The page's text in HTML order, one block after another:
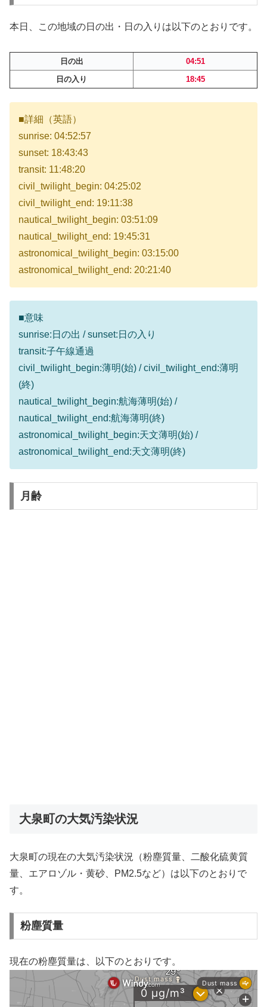
本日、この地域の日の出・日の入りは以下のとおりです。
日の出
04:51
日の入り
18:45
■詳細（英語）
sunrise: 04:52:57
sunset: 18:43:43
transit: 11:48:20
civil_twilight_begin: 04:25:02
civil_twilight_end: 19:11:38
nautical_twilight_begin: 03:51:09
nautical_twilight_end: 19:45:31
astronomical_twilight_begin: 03:15:00
astronomical_twilight_end: 20:21:40
■意味
sunrise:日の出 / sunset:日の入り
transit:子午線通過
civil_twilight_begin:薄明(始) / civil_twilight_end:薄明
(終)
nautical_twilight_begin:航海薄明(始) /
nautical_twilight_end:航海薄明(終)
astronomical_twilight_begin:天文薄明(始) /
astronomical_twilight_end:天文薄明(終)
月齢
大泉町の大気汚染状況
大泉町の現在の大気汚染状況（粉塵質量、二酸化硫黄質
量、エアロゾル・黄砂、PM2.5など）は以下のとおりで
す。
粉塵質量
現在の粉塵質量は、以下のとおりです。